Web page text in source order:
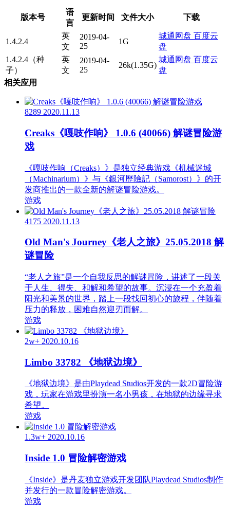
版本号
语
言
更新时间 文件大小 下载
1.4.2.4
英
文
2019-04-
25
1G
城通网盘 百度云
盘
1.4.2.4（种
子）
英
文
2019-04-
25
26k(1.35G)
城通网盘 百度云
盘
相关应用
8289 2020.11.13
Creaks《嘎吱作响》 1.0.6 (40066) 解谜冒险游
戏
《嘎吱作响（Creaks）》是独立经典游戏《机械迷城
（Machinarium）》与《銀河歷險記（Samorost）》的开
发商推出的一款全新的解谜冒险游戏。
游戏
4175 2020.11.13
Old Man's Journey《老人之旅》25.05.2018 解
谜冒险
“老人之旅”是一个自我反思的解谜冒险，讲述了一段关
于人生、得失、和解和希望的故事。沉浸在一个充盈着
阳光和美景的世界，踏上一段找回初心的旅程，伴随着
压力的释放，困难自然迎刃而解。
游戏
2w+ 2020.10.16
Limbo 33782 《地狱边境》
《地狱边境》是由Playdead Studios开发的一款2D冒险游
戏，玩家在游戏里扮演一名小男孩，在地狱的边缘寻求
希望。
游戏
1.3w+ 2020.10.16
Inside 1.0 冒险解密游戏
《Inside》是丹麦独立游戏开发团队Playdead Studios制作
并发行的一款冒险解密游戏。
游戏